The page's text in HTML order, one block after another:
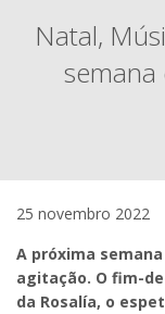
Natal,
semana
25 novembro 2022
A próxima
agitação. O fim-
da Rosalía, o